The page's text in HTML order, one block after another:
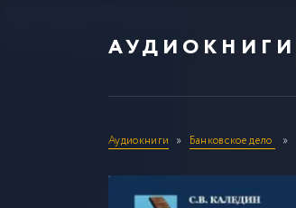
АУДИОКНИГИ
Аудиокниги Банковское дело